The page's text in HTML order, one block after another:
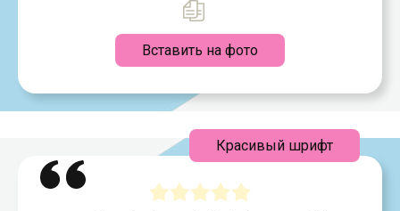
Вставить на фото
Красивый шрифт